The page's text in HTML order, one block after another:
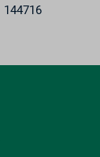
144716